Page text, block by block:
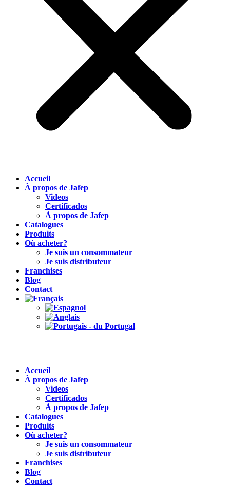
Accueil
À propos de Jafep
Videos
Certificados
À propos de Jafep
Catalogues
Produits
Où acheter?
Je suis un consommateur
Je suis distributeur
Franchises
Blog
Contact
Accueil
À propos de Jafep
Videos
Certificados
À propos de Jafep
Catalogues
Produits
Où acheter?
Je suis un consommateur
Je suis distributeur
Franchises
Blog
Contact